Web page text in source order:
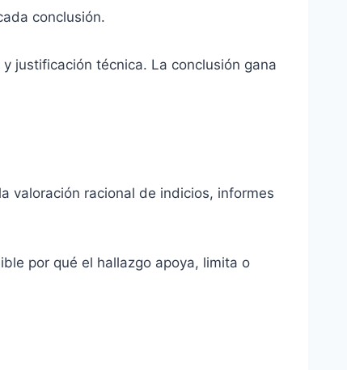
conclusión.
justificación técnica. La conclusión gana
valoración racional de indicios, informes
por qué el hallazgo apoya, limita o